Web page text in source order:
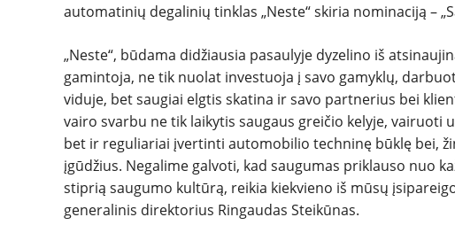
automatinių degalinių tinklas „Neste“ skiria nominaciją –
„Neste“, būdama didžiausia pasaulyje dyzelino iš
gamintoja, ne tik nuolat investuoja į savo gamyklų,
viduje, bet saugiai elgtis skatina ir savo partnerius bei
vairo svarbu ne tik laikytis saugaus greičio kelyje, vairuoti
bet ir reguliariai įvertinti automobilio techninę būklę bei,
įgūdžius. Negalime galvoti, kad saugumas priklauso nuo
stiprią saugumo kultūrą, reikia kiekvieno iš mūsų
generalinis direktorius Ringaudas Steikūnas.